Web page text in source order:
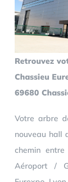
Retrouvez
Chassieu
69680
Votre arbre
nouveau hall
chemin
Aéroport /